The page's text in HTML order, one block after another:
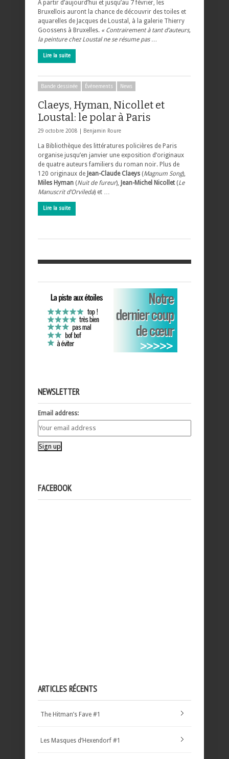
À partir d’aujourd’hui et jusqu’au 7 février, les
Bruxellois auront la chance de découvrir des toiles et
aquarelles de Jacques de Loustal, à la galerie Thierry
Goossens à Bruxelles. « Contrairement à tant d’auteurs,
la peinture chez Loustal ne se résume pas …
Lire la suite
Bande dessinée Événements News
Claeys, Hyman, Nicollet et
Loustal: le polar à Paris
29 octobre 2008 | Benjamin Roure
La Bibliothèque des littératures policières de Paris
organise jusqu’en janvier une exposition d’originaux
de quatre auteurs familiers du roman noir. Plus de
120 originaux de Jean-Claude Claeys (Magnum Song),
Miles Hyman (Nuit de fureur), Jean-Michel Nicollet (Le
Manuscrit d’Orvileda) et …
Lire la suite
NEWSLETTER
Email address:
FACEBOOK
ARTICLES RÉCENTS
The Hitman’s Fave #1
Les Masques d’Hexendorf #1